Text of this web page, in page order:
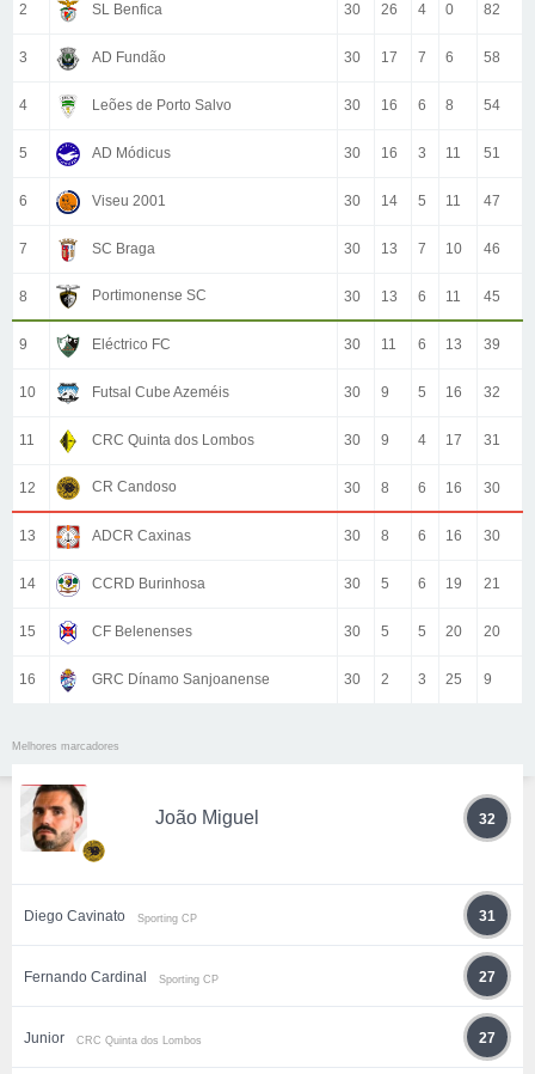
2 SL Benfica 30 26 4 0 82
3 AD Fundão 30 17 7 6 58
4 Leões de Porto Salvo 30 16 6 8 54
5 AD Módicus 30 16 3 11 51
6 Viseu 2001 30 14 5 11 47
7 SC Braga 30 13 7 10 46
8 Portimonense SC 30 13 6 11 45
9 Eléctrico FC 30 11 6 13 39
10 Futsal Cube Azeméis 30 9 5 16 32
11 CRC Quinta dos Lombos 30 9 4 17 31
12 CR Candoso 30 8 6 16 30
13 ADCR Caxinas 30 8 6 16 30
14 CCRD Burinhosa 30 5 6 19 21
15 CF Belenenses 30 5 5 20 20
16 GRC Dínamo Sanjoanense 30 2 3 25 9
Melhores marcadores
João Miguel 32
Diego Cavinato Sporting CP 31
Fernando Cardinal Sporting CP 27
Junior CRC Quinta dos Lombos 27